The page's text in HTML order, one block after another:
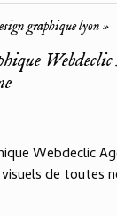
graphique lyon »
Webdeclic
de toutes